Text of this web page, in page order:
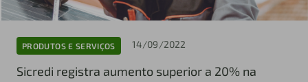
PRODUTOS E SERVIÇOS 14/09/2022
Sicredi registra aumento superior a 20% na